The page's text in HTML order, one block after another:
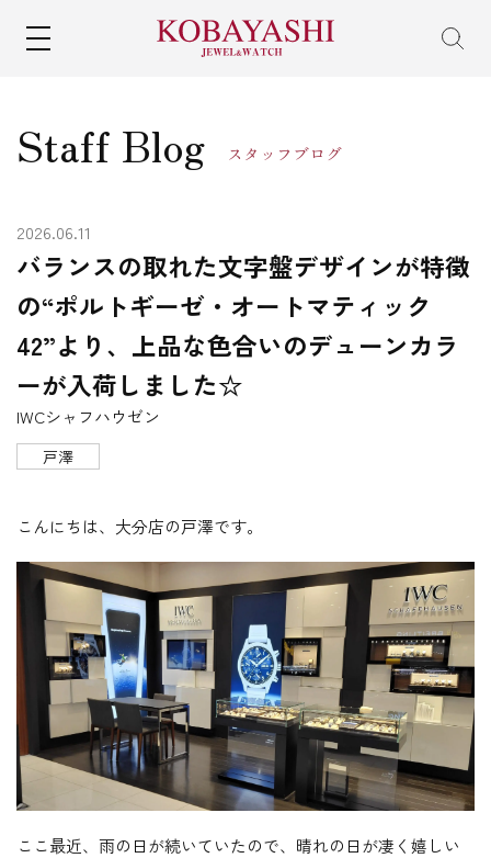
Staff Blog スタッフブログ
2026.06.11
バランスの取れた文字盤デザインが特徴
の“ポルトギーゼ・オートマティック
42”より、上品な色合いのデューンカラ
ーが入荷しました☆
IWCシャフハウゼン
戸澤
こんにちは、大分店の戸澤です。
ここ最近、雨の日が続いていたので、晴れの日が凄く嬉しい